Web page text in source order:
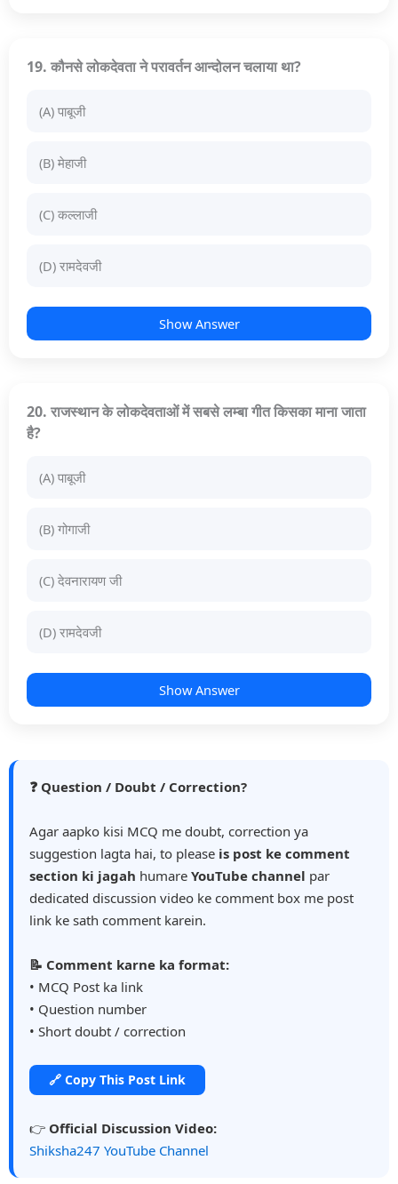
19. कौनसे लोकदेवता ने परावर्तन आन्दोलन चलाया था?
(A) पाबूजी
(B) मेहाजी
(C) कल्लाजी
(D) रामदेवजी
Show Answer
20. राजस्थान के लोकदेवताओं में सबसे लम्बा गीत किसका माना जाता
है?
(A) पाबूजी
(B) गोगाजी
(C) देवनारायण जी
(D) रामदेवजी
Show Answer
❓ Question / Doubt / Correction?
Agar aapko kisi MCQ me doubt, correction ya
suggestion lagta hai, to please is post ke comment
section ki jagah humare YouTube channel par
dedicated discussion video ke comment box me post
link ke sath comment karein.
📝 Comment karne ka format:
• MCQ Post ka link
• Question number
• Short doubt / correction
🔗 Copy This Post Link
👉 Official Discussion Video:
Shiksha247 YouTube Channel